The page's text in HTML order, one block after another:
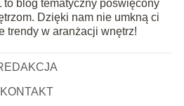
to blog tematyczny poświęcony
Dzięki nam nie umkną ci
trendy w aranżacji wnętrz!
KONTAKT